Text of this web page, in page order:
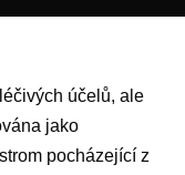
účelů, ale
jako
pocházející z